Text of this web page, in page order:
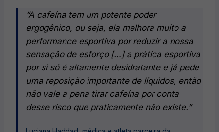
“A cafeína tem um potente poder
ergogênico, ou seja, ela melhora muito a
performance esportiva por reduzir a nossa
sensação de esforço […] a prática esportiva
por si só é altamente desidratante e já pede
uma reposição importante de líquidos, então
não vale a pena tirar cafeína por conta
desse risco que praticamente não existe.”​